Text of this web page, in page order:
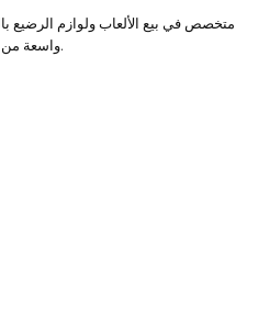
متخصص في بيع الألعاب ولوازم
واسعة من المنتجات عالية الجودة بأسعار معقولة.